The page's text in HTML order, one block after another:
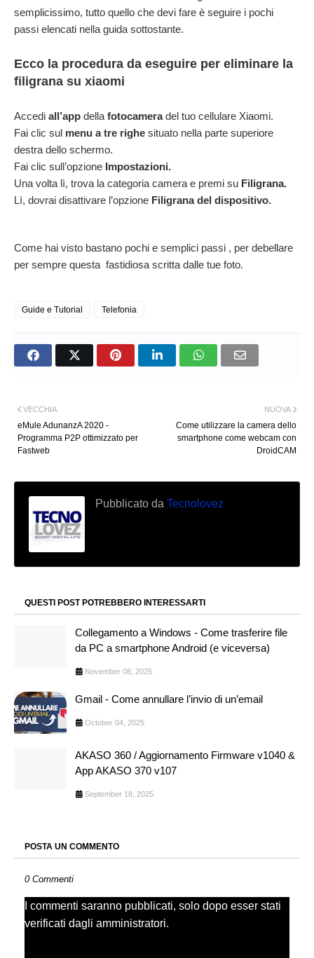
semplicissimo, tutto quello che devi fare è seguire i pochi
passi elencati nella guida sottostante.
Ecco la procedura da eseguire per eliminare la
filigrana su xiaomi
Accedi all’app della fotocameradel tuo cellulare Xiaomi.
Fai clic sul menu a tre righe situato nella parte superiore
destra dello schermo.
Fai clic sull’opzione Impostazioni.
Una volta lì, trova la categoria camera e premi su Filigrana.
Lì, dovrai disattivare l’opzione Filigrana del dispositivo.
Come hai visto bastano pochi e semplici passi , per debellare
per sempre questa fastidiosa scritta dalle tue foto.
Guide e Tutorial Telefonia
NUOVA
Come utilizzare la camera dello
smartphone come webcam con
DroidCAM
VECCHIA
eMule AdunanzA 2020 -
Programma P2P ottimizzato per
Fastweb
Pubblicato da Tecnolovez
QUESTI POST POTREBBERO INTERESSARTI
Collegamento a Windows - Come trasferire file
da PC a smartphone Android (e viceversa)
November 08, 2025
Gmail - Come annullare l’invio di un’email
October 04, 2025
AKASO 360 / Aggiornamento Firmware v1040 &
App AKASO 370 v107
September 18, 2025
POSTA UN COMMENTO
0 Commenti
I commenti saranno pubblicati, solo dopo esser stati
verificati dagli amministratori.